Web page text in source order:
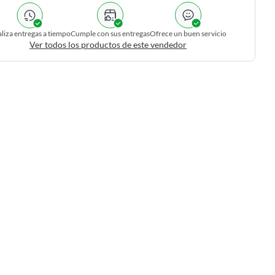
entregas a tiempoCumple con sus entregasOfrece un buen servicio
Ver todos los productos de este vendedor